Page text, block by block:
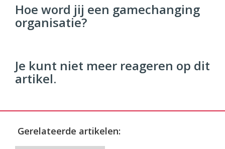
Commerce https://twinklemagazine.nl
9654
Hoe word jij een gamechanging
organisatie?
Je kunt niet meer reageren op dit
artikel.
Gerelateerde artikelen: